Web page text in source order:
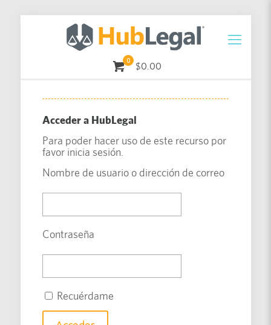
0 $0.00
Acceder a HubLegal
Para poder hacer uso de este recurso por
favor inicia sesión.
Nombre de usuario o dirección de correo
Contraseña
Recuérdame